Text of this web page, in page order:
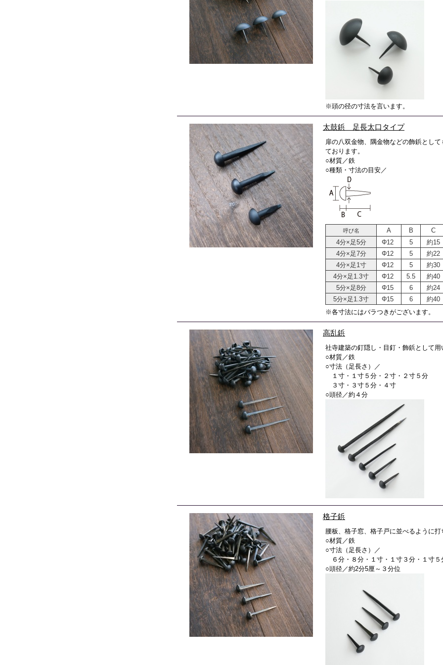
※頭の径の寸法を言います。
太鼓鋲 足長太口タイプ
扉の八双金物、隅金物などの飾鋲として
ております。
○材質／鉄
○種類・寸法の目安／
呼び名 A B C
4分×足5分
Φ12 5 約15
4分×足7分
Φ12 5 約22
4分×足1寸
Φ12 5 約30
4分×足1.3寸
Φ12 5.5 約40
5分×足8分
Φ15 6 約24
5分×足1.3寸
Φ15 6 約40
※各寸法にはバラつきがございます。
高乱鋲
社寺建築の釘隠し・目釘・飾鋲として用
○材質／鉄
○寸法（足長さ）／
１寸・１寸５分・２寸・２寸５分
３寸・３寸５分・４寸
○頭径／約４分
格子鋲
腰板、格子窓、格子戸に並べるように打
○材質／鉄
○寸法（足長さ）／
６分・８分・１寸・１寸３分・１寸５
○頭径／約2分5厘～３分位